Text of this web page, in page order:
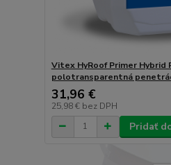
Vitex HyRoof Primer Hybrid
polotransparentná
31,96 €
25,98 € bez DPH
Pridať